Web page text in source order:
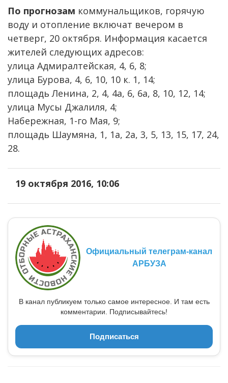
По прогнозам коммунальщиков, горячую
воду и отопление включат вечером в
четверг, 20 октября. Информация касается
жителей следующих адресов:
улица Адмиралтейская, 4, 6, 8;
улица Бурова, 4, 6, 10, 10 к. 1, 14;
площадь Ленина, 2, 4, 4а, 6, 6а, 8, 10, 12, 14;
улица Мусы Джалиля, 4;
Набережная, 1-го Мая, 9;
площадь Шаумяна, 1, 1а, 2а, 3, 5, 13, 15, 17, 24,
28.
19 октября 2016, 10:06
Официальный телеграм-канал
АРБУЗА
В канал публикуем только самое интересное. И там есть
комментарии. Подписывайтесь!
Подписаться